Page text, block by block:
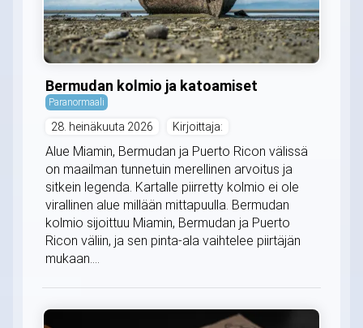
Bermudan kolmio ja katoamiset
Paranormaali
28. heinäkuuta 2026 Kirjoittaja:
Alue Miamin, Bermudan ja Puerto Ricon välissä
on maailman tunnetuin merellinen arvoitus ja
sitkein legenda. Kartalle piirretty kolmio ei ole
virallinen alue millään mittapuulla. Bermudan
kolmio sijoittuu Miamin, Bermudan ja Puerto
Ricon väliin, ja sen pinta-ala vaihtelee piirtäjän
mukaan....